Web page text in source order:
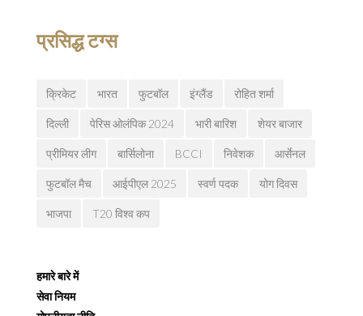
प्रसिद्ध टग्स
क्रिकेट भारत फुटबॉल इंग्लैंड रोहित शर्मा
दिल्ली पेरिस ओलंपिक 2024 भारी बारिश शेयर बाजार
प्रीमियर लीग बार्सिलोना BCCI निवेशक आर्सेनल
फुटबॉल मैच आईपीएल 2025 स्वर्ण पदक योग दिवस
भाजपा T20 विश्व कप
हमारे बारे में
सेवा नियम